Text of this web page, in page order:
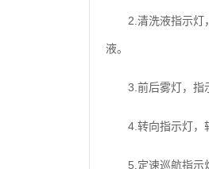
2.清洗液指示灯
液。
3.前后雾灯，指
4.转向指示灯，
5.定速巡航指示